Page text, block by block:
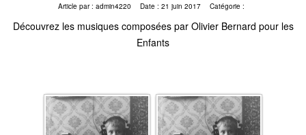
Article par : admin4220 Date : 21 juin 2017 Catégorie :
Découvrez les musiques composées par Olivier Bernard pour les
Enfants